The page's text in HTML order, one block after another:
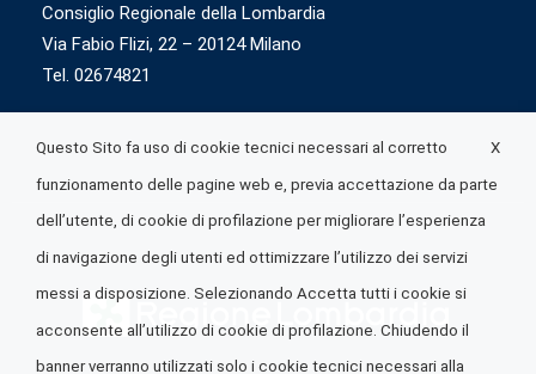
Consiglio Regionale della Lombardia
Via Fabio Flizi, 22 – 20124 Milano
Tel. 02674821
X
Questo Sito fa uso di cookie tecnici necessari al corretto
funzionamento delle pagine web e, previa accettazione da parte
dell’utente, di cookie di profilazione per migliorare l’esperienza
di navigazione degli utenti ed ottimizzare l’utilizzo dei servizi
messi a disposizione. Selezionando Accetta tutti i cookie si
acconsente all’utilizzo di cookie di profilazione. Chiudendo il
banner verranno utilizzati solo i cookie tecnici necessari alla